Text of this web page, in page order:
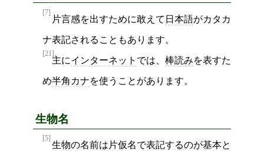
[7]
片言感を出すために敢えて 日本語がカタカ
ナ表記されることもあります。
[21]
主にインターネット では、 棒読みを表すた
め半角カナを使うことがあります。
生物名
[5]
生物の名前は片仮名で表記するのが基本と